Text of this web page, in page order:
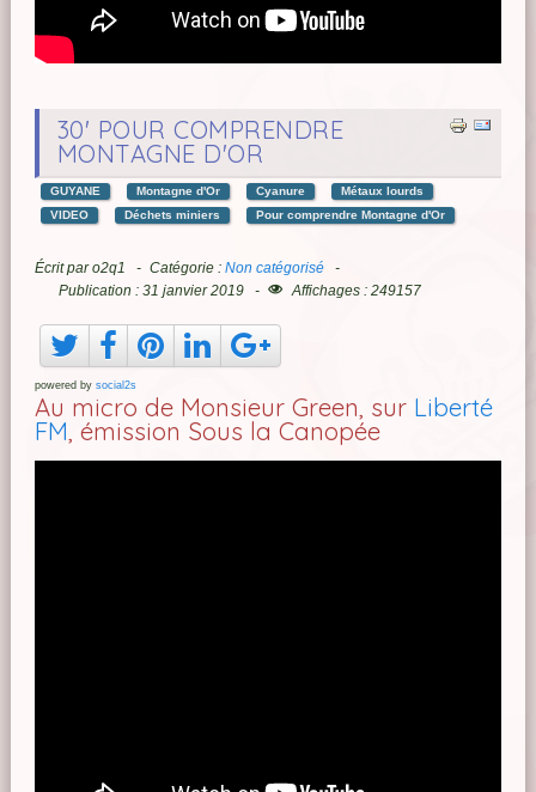
30' POUR COMPRENDRE
MONTAGNE D'OR
GUYANE Montagne d'Or Cyanure
Métaux lourds
VIDEO
Déchets miniers Pour comprendre Montagne d'Or
Écrit paro2q1 Catégorie : Non catégorisé
Publication : 31 janvier 2019
Affichages : 249157
powered by social2s
Au micro de Monsieur Green, sur Liberté
FM , émission Sous la Canopée